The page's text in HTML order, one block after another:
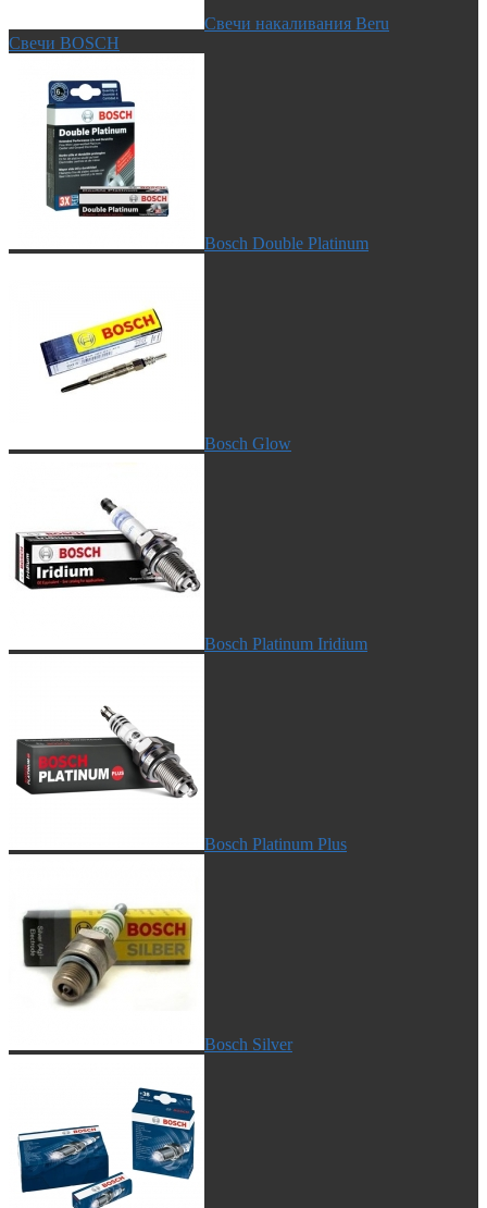
Свечи накаливания Beru
Свечи BOSCH
Bosch Double Platinum
Bosch Glow
Bosch Platinum Iridium
Bosch Platinum Plus
Bosch Silver